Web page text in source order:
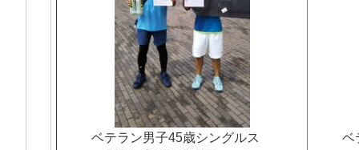
ベテラン男子45歳シングルス
ベ